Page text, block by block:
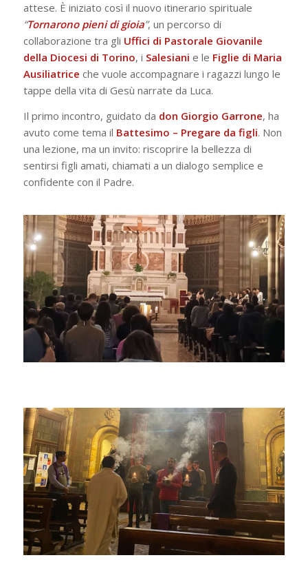
attese. È iniziato così il nuovo itinerario spirituale
“Tornarono pieni di gioia”, un percorso di
collaborazione tra gli Uffici di Pastorale Giovanile
della Diocesi di Torino, i Salesiani e le Figlie di Maria
Ausiliatrice che vuole accompagnare i ragazzi lungo le
tappe della vita di Gesù narrate da Luca.
Il primo incontro, guidato da don Giorgio Garrone, ha
avuto come tema il Battesimo – Pregare da figli. Non
una lezione, ma un invito: riscoprire la bellezza di
sentirsi figli amati, chiamati a un dialogo semplice e
confidente con il Padre.